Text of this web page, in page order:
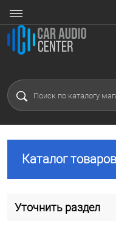
Каталог товаров
Уточнить раздел